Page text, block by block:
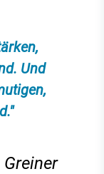
Und
Greiner